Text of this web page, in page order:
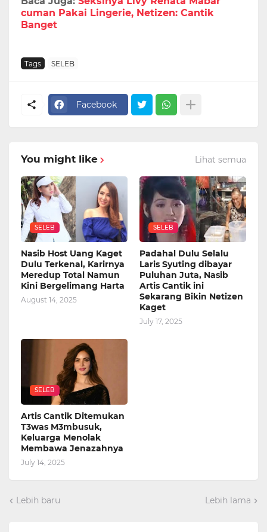
cuman Pakai Lingerie, Netizen: Cantik
Banget
Tags SELEB
Facebook
You might like Lihat semua
SELEB
Nasib Host Uang Kaget
Dulu Terkenal, Karirnya
Meredup Total Namun
Kini Bergelimang Harta
August 14, 2025
SELEB
Padahal Dulu Selalu
Laris Syuting dibayar
Puluhan Juta, Nasib
Artis Cantik ini
Sekarang Bikin Netizen
Kaget
July 17, 2025
SELEB
Artis Cantik Ditemukan
T3was M3mbusuk,
Keluarga Menolak
Membawa Jenazahnya
July 14, 2025
Lebih baru Lebih lama